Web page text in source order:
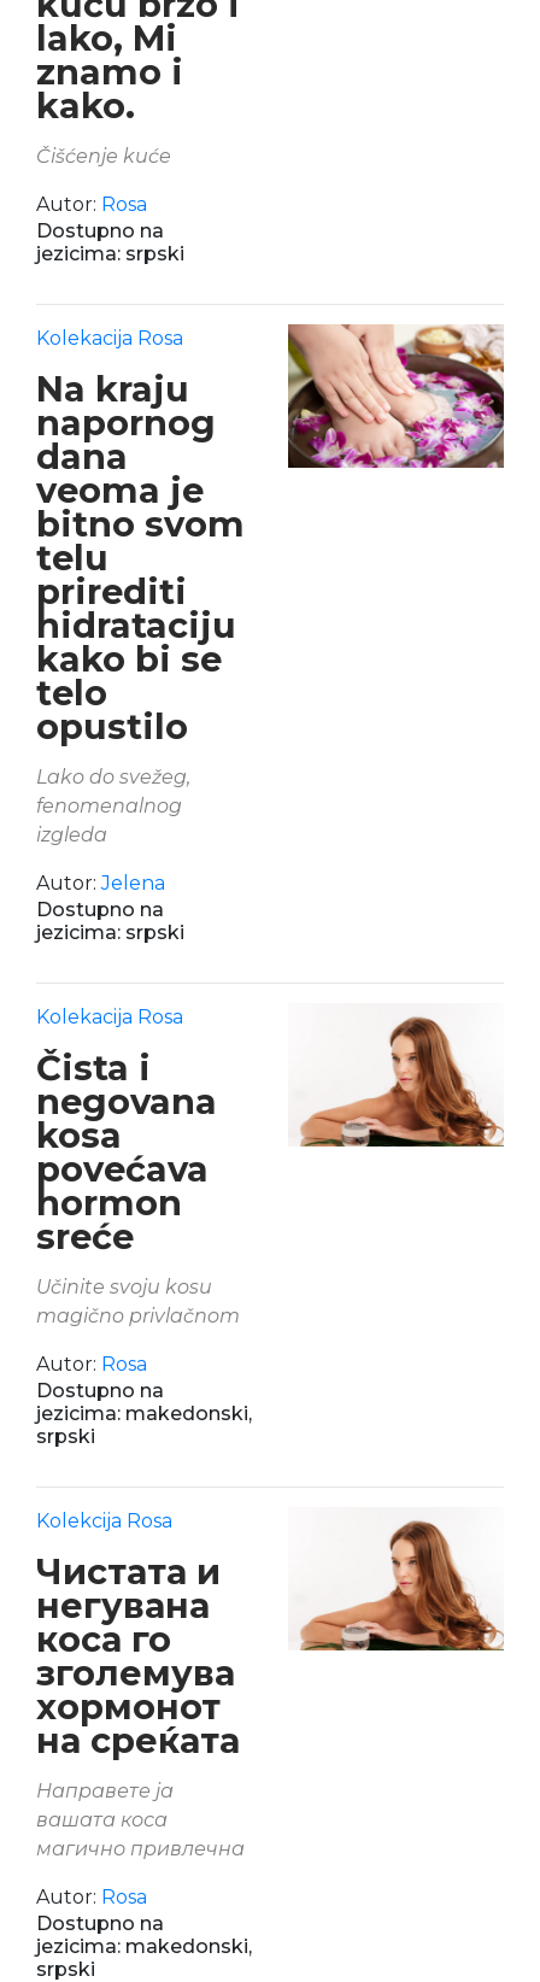
lako, Mi
znamo i
kako.
Čišćenje kuće
Autor: Rosa
Dostupno na
jezicima: srpski
Kolekacija Rosa
Na kraju
napornog
dana
veoma je
bitno svom
telu
prirediti
hidrataciju
kako bi se
telo
opustilo
Lako do svežeg,
fenomenalnog
izgleda
Autor:Jelena
Dostupno na
jezicima: srpski
Kolekacija Rosa
Čista i
negovana
kosa
povećava
hormon
sreće
Učinite svoju kosu
magično privlačnom
Autor: Rosa
Dostupno na
jezicima: makedonski,
srpski
Kolekcija Rosa
Чистата и
негувана
коса го
зголемува
хормонот
на среќата
Направете ја
вашата коса
магично привлечна
Autor: Rosa
Dostupno na
jezicima: makedonski,
srpski